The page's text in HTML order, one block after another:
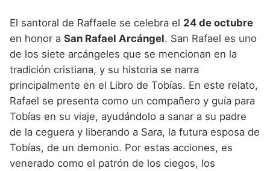
El santoral de Raffaele se celebra el 24 de octubre
en honor a San Rafael Arcángel. San Rafael es uno
de los siete arcángeles que se mencionan en la
tradición cristiana, y su historia se narra
principalmente en el Libro de Tobías. En este relato,
Rafael se presenta como un compañero y guía para
Tobías en su viaje, ayudándolo a sanar a su padre
de la ceguera y liberando a Sara, la futura esposa de
Tobías, de un demonio. Por estas acciones, es
venerado como el patrón de los ciegos, los